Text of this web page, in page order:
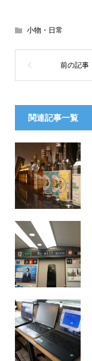
小物・日常
関連記事一覧